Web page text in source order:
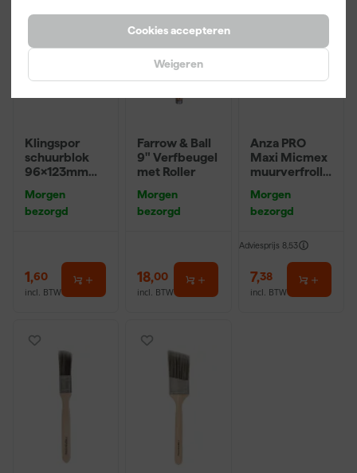
Cookies accepteren
Weigeren
Klingspor
schuurblok
96x123mm
Morgen
bezorgd
1,60
incl. BTW
Farrow & Ball
9" Verfbeugel
met Roller
Morgen
bezorgd
18,00
incl. BTW
Anza PRO
Maxi Micmex
muurverfrolle
Morgen
bezorgd
Adviesprijs 8,53
7,38
incl. BTW